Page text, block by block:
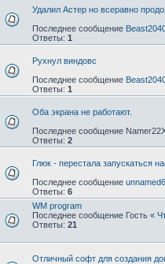
Удалил Астер но всеравно
Последнее сообщение
Ответы: 1
Рухнул виндовс
Последнее сообщение
Ответы: 1
Оба экрана не работают.
Последнее сообщение
Ответы: 2
Глюк - перестала запускаться
Последнее сообщение
Ответы: 6
WM program
Последнее сообщение Гость «
Ответы: 21
Отличный софт для создания